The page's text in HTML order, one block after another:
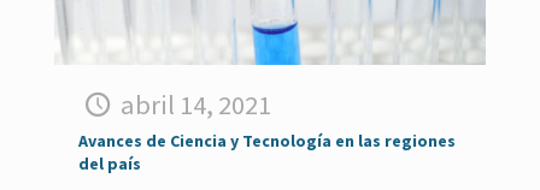
abril 14, 2021
Avances de Ciencia y Tecnología en las regiones
del país